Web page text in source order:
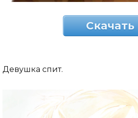
Скачать
Девушка спит.